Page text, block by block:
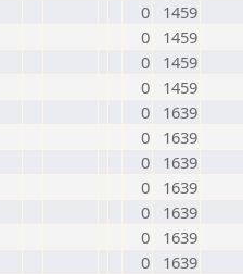
0
1459
0
1459
0
1459
0
1459
0
1639
0
1639
0
1639
0
1639
0
1639
0
1639
0
1639